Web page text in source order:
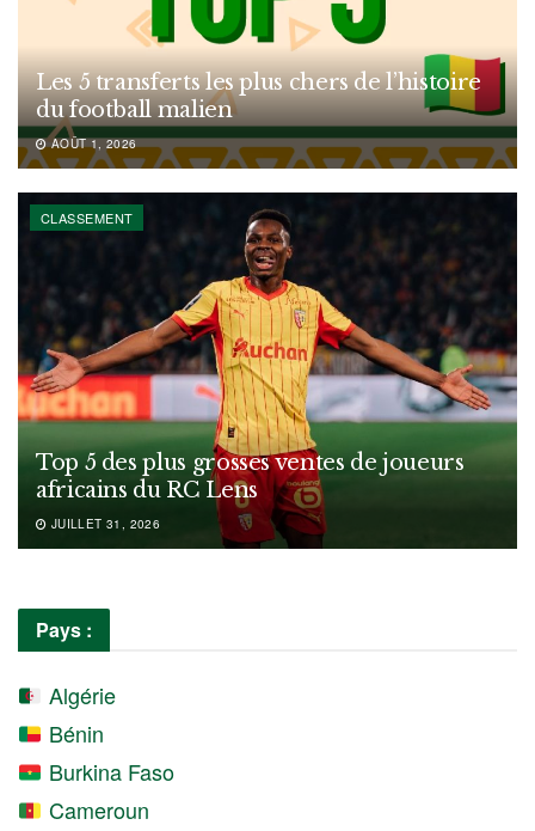
Les 5 transferts les plus chers de l’histoire
du football malien
AOÛT 1, 2026
CLASSEMENT
Top 5 des plus grosses ventes de joueurs
africains du RC Lens
JUILLET 31, 2026
Pays :
Algérie
Bénin
Burkina Faso
Cameroun